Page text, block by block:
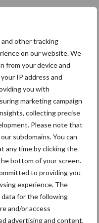
and other tracking
on our website. We
from your device and
IP address and
you with
marketing campaign
collecting precise
Please note that
subdomains. You can
any time by clicking the
bottom of your screen.
to providing you
experience. The
for the following
and/or access
advertising and content,
Fokkerij
Ligbox &
Voerhekken